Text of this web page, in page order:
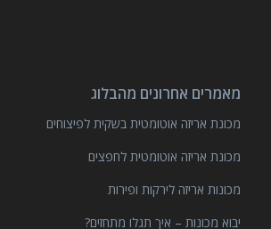
מאמרים אחרונים מהבלוג
מכונת אריזה אוטומטית בשקית לפיצוחים
מכונת אריזה אוטומטית לחפצים
מכונות אריזה לירקות ופירות
יבוא מכונות – איך תגלו מתחזים?